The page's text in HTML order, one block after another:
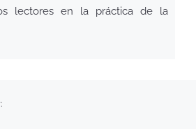
lectores en la práctica de la